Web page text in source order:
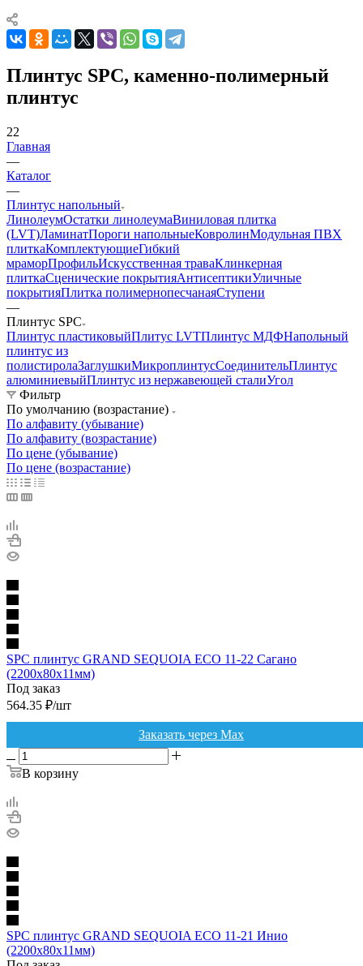
Плинтус SPC, каменно-полимерный
плинтус
22
Главная
—
Каталог
—
Плинтус напольный
ЛинолеумОстатки линолеумаВиниловая плитка
(LVT)ЛаминатПороги напольныеКовролинМодульная ПВХ
плиткаКомплектующиеГибкий
мраморПрофильИскусственная траваКлинкерная
плиткаСценические покрытияАнтисептикиУличные
покрытияПлитка полимернопесчанаяСтупени
—
Плинтус SPC
Плинтус пластиковыйПлитус LVTПлинтус МДФНапольный
плинтус из
полистиролаЗаглушкиМикроплинтусСоединительПлинтус
алюминиевыйПлинтус из нержавеющей сталиУгол
Фильтр
По умолчанию (возрастание)
По алфавиту (убывание)
По алфавиту (возрастание)
По цене (убывание)
По цене (возрастание)
SPC плинтус GRAND SEQUOIA ECO 11-22 Сагано
(2200х80х11мм)
Под заказ
564.35 ₽/шт
Заказать через Max
В корзину
SPC плинтус GRAND SEQUOIA ECO 11-21 Инио
(2200х80х11мм)